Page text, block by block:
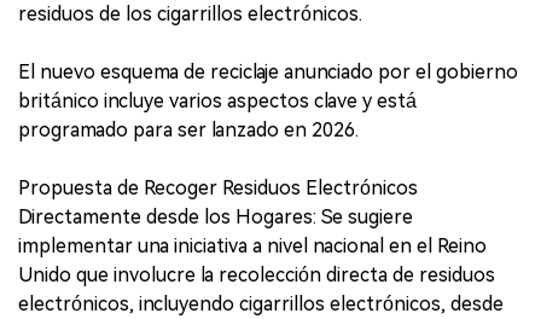
residuos de los cigarrillos electrónicos.
El nuevo esquema de reciclaje anunciado por el gobierno
británico incluye varios aspectos clave y está
programado para ser lanzado en 2026.
Propuesta de Recoger Residuos Electrónicos
Directamente desde los Hogares: Se sugiere
implementar una iniciativa a nivel nacional en el Reino
Unido que involucre la recolección directa de residuos
electrónicos, incluyendo cigarrillos electrónicos, desde